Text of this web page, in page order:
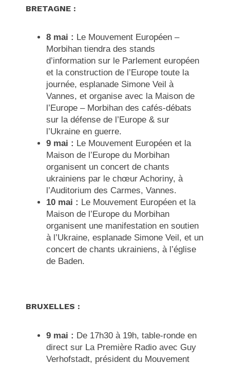
BRETAGNE :
8 mai : Le Mouvement Européen –
Morbihan tiendra des stands
d’information sur le Parlement européen
et la construction de l’Europe toute la
journée, esplanade Simone Veil à
Vannes, et organise avec la Maison de
l’Europe – Morbihan des cafés-débats
sur la défense de l’Europe & sur
l’Ukraine en guerre.
9 mai : Le Mouvement Européen et la
Maison de l’Europe du Morbihan
organisent un concert de chants
ukrainiens par le chœur Achoriny, à
l’Auditorium des Carmes, Vannes.
10 mai : Le Mouvement Européen et la
Maison de l’Europe du Morbihan
organisent une manifestation en soutien
à l’Ukraine, esplanade Simone Veil, et un
concert de chants ukrainiens, à l’église
de Baden.
BRUXELLES :
9 mai : De 17h30 à 19h, table-ronde en
direct sur La Première Radio avec Guy
Verhofstadt, président du Mouvement